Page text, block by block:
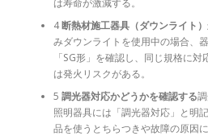
4断熱材施工器具（ダウンライト
みダウンライトを使用中の場合、
「SG形」を確認し、同じ規格に
は発火リスクがある。
5 調光器対応かどうかを確認する
照明器具には「調光器対応」と明
品を使うとちらつきや故障の原因に